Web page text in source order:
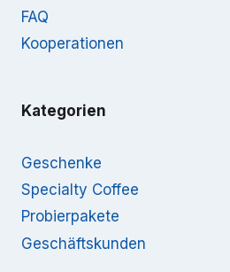
FAQ
Kooperationen
Kategorien
Geschenke
Specialty Coffee
Probierpakete
Geschäftskunden